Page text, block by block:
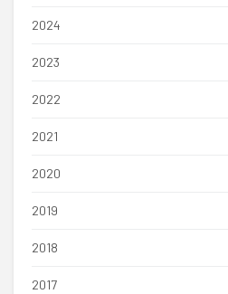
2024
2023
2022
2021
2020
2019
2018
2017